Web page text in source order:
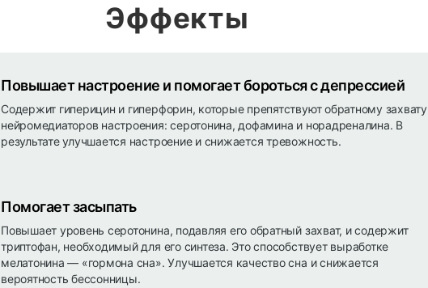
Эффекты
Повышает настроение и помогает бороться с депрессией
Содержит гиперицин и гиперфорин, которые препятствуют обратному захвату
нейромедиаторов настроения: серотонина, дофамина и норадреналина. В
результате улучшается настроение и снижается тревожность.
Помогает засыпать
Повышает уровень серотонина, подавляя его обратный захват, и содержит
триптофан, необходимый для его синтеза. Это способствует выработке
мелатонина — «гормона сна». Улучшается качество сна и снижается
вероятность бессонницы.